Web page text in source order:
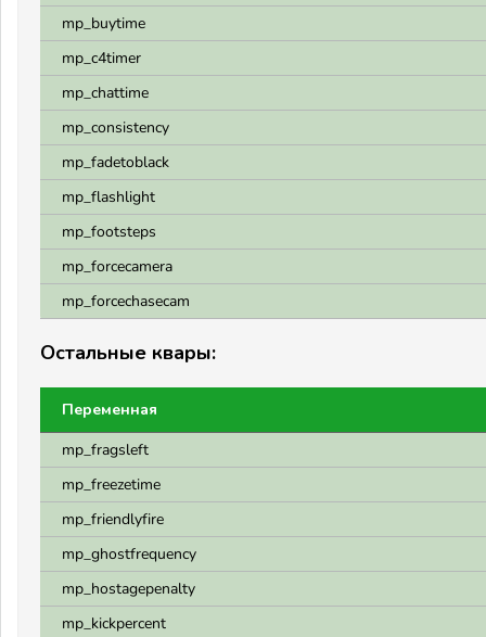
mp_buytime
mp_c4timer
mp_chattime
mp_consistency
mp_fadetoblack
mp_flashlight
mp_footsteps
mp_forcecamera
mp_forcechasecam
Остальные квары:
Переменная
mp_fragsleft
mp_freezetime
mp_friendlyfire
mp_ghostfrequency
mp_hostagepenalty
mp_kickpercent